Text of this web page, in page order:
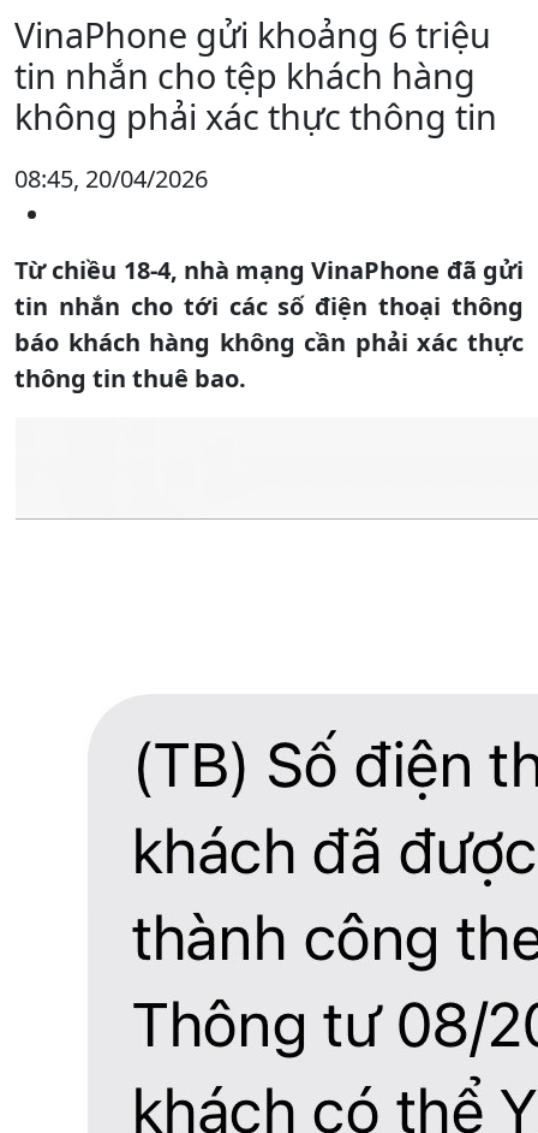
VinaPhone gửi khoảng 6 triệu
tin nhắn cho tệp khách hàng
không phải xác thực thông tin
08:45, 20/04/2026
Từ chiều 18-4, nhà mạng VinaPhone đã gửi
tin nhắn cho tới các số điện thoại thông
báo khách hàng không cần phải xác thực
thông tin thuê bao.